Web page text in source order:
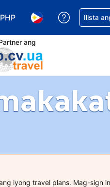
PHP
Pumili ng currency mo. PHP
Pumili ng wika mo.
Ilista
ang
iyong travel plans. Mag-sign